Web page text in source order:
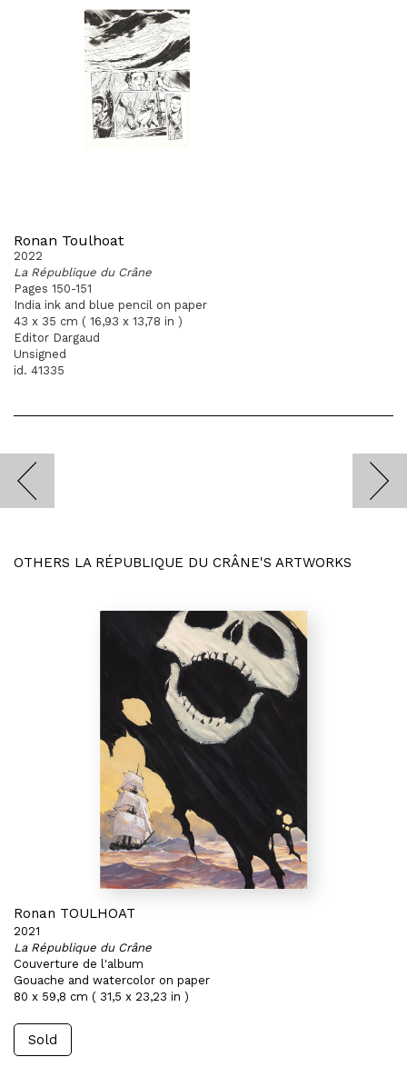
Ronan Toulhoat
2022
La République du Crâne
Pages 150-151
India ink and blue pencil on paper
43 x 35 cm ( 16,93 x 13,78 in )
Editor Dargaud
Unsigned
id. 41335
OTHERS LA RÉPUBLIQUE DU CRÂNE'S ARTWORKS
Ronan TOULHOAT
2021
La République du Crâne
Couverture de l'album
Gouache and watercolor on paper
80 x 59,8 cm ( 31,5 x 23,23 in )
Sold